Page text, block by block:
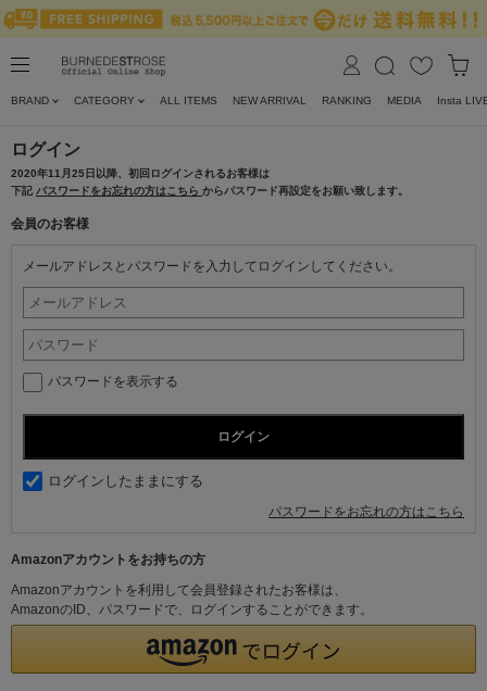
BRAND CATEGORY ALL ITEMS NEW ARRIVAL RANKING MEDIA Insta
ログイン
2020年11月25日以降、初回ログインされるお客様は
下記 パスワードをお忘れの方はこちら からパスワード再設定をお願い致します。
会員のお客様
メールアドレスとパスワードを入力してログインしてください。
パスワードを表示する
ログインしたままにする
パスワードをお忘れの方はこちら
Amazonアカウントをお持ちの方
Amazonアカウントを利用して会員登録されたお客様は、
AmazonのID、パスワードで、ログインすることができます。